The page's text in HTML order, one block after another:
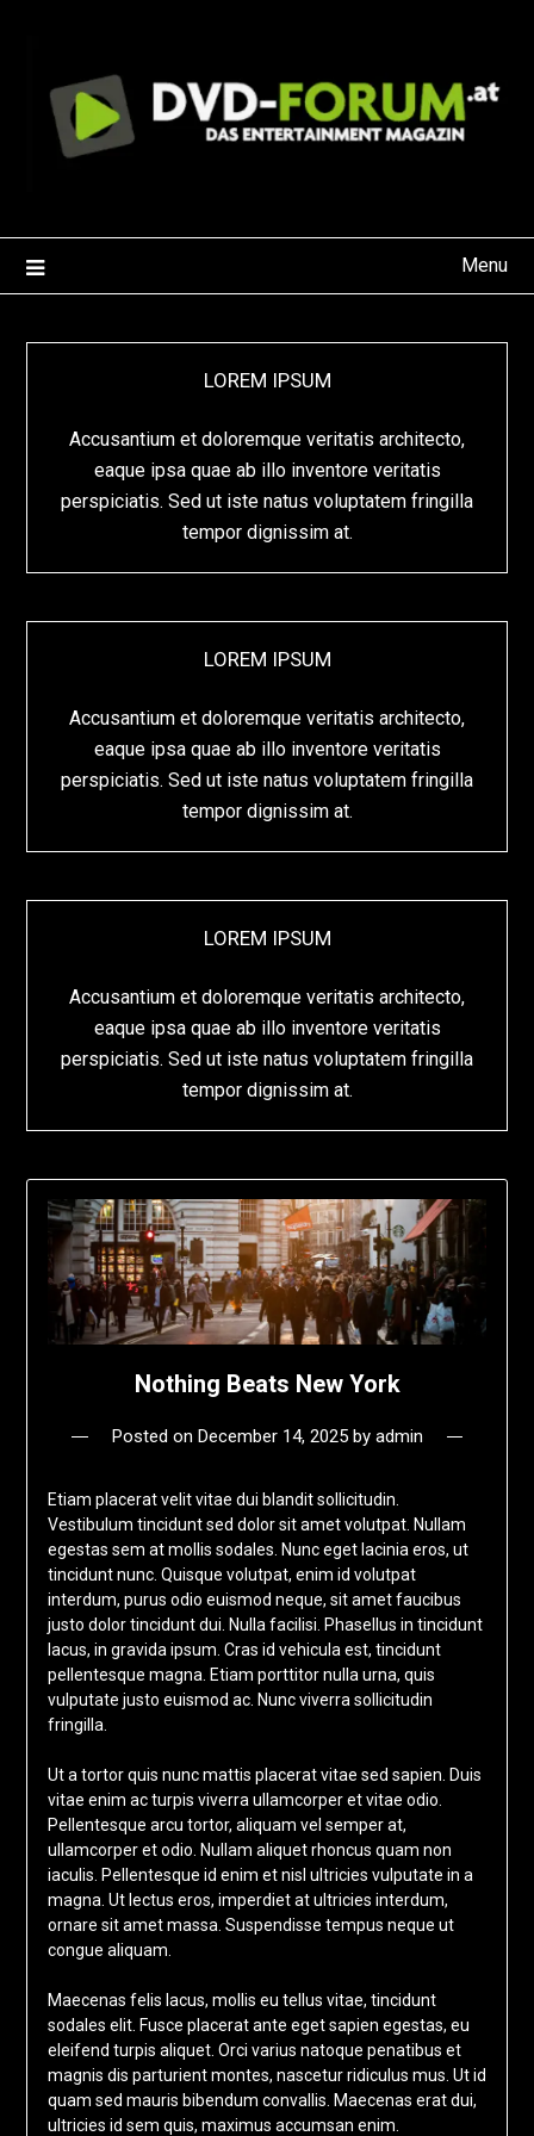
Menu
LOREM IPSUM
Accusantium et doloremque veritatis architecto,
eaque ipsa quae ab illo inventore veritatis
perspiciatis. Sed ut iste natus voluptatem fringilla
tempor dignissim at.
LOREM IPSUM
Accusantium et doloremque veritatis architecto,
eaque ipsa quae ab illo inventore veritatis
perspiciatis. Sed ut iste natus voluptatem fringilla
tempor dignissim at.
LOREM IPSUM
Accusantium et doloremque veritatis architecto,
eaque ipsa quae ab illo inventore veritatis
perspiciatis. Sed ut iste natus voluptatem fringilla
tempor dignissim at.
Nothing Beats New York
Posted on December 14, 2025by admin
Etiam placerat velit vitae dui blandit sollicitudin.
Vestibulum tincidunt sed dolor sit amet volutpat. Nullam
egestas sem at mollis sodales. Nunc eget lacinia eros, ut
tincidunt nunc. Quisque volutpat, enim id volutpat
interdum, purus odio euismod neque, sit amet faucibus
justo dolor tincidunt dui. Nulla facilisi. Phasellus in tincidunt
lacus, in gravida ipsum. Cras id vehicula est, tincidunt
pellentesque magna. Etiam porttitor nulla urna, quis
vulputate justo euismod ac. Nunc viverra sollicitudin
fringilla.
Ut a tortor quis nunc mattis placerat vitae sed sapien. Duis
vitae enim ac turpis viverra ullamcorper et vitae odio.
Pellentesque arcu tortor, aliquam vel semper at,
ullamcorper et odio. Nullam aliquet rhoncus quam non
iaculis. Pellentesque id enim et nisl ultricies vulputate in a
magna. Ut lectus eros, imperdiet at ultricies interdum,
ornare sit amet massa. Suspendisse tempus neque ut
congue aliquam.
Maecenas felis lacus, mollis eu tellus vitae, tincidunt
sodales elit. Fusce placerat ante eget sapien egestas, eu
eleifend turpis aliquet. Orci varius natoque penatibus et
magnis dis parturient montes, nascetur ridiculus mus. Ut id
quam sed mauris bibendum convallis. Maecenas erat dui,
ultricies id sem quis, maximus accumsan enim.